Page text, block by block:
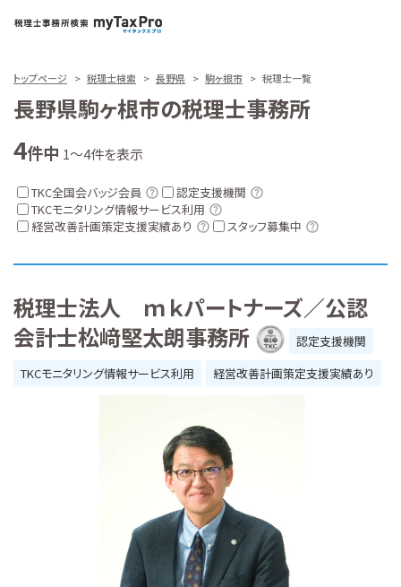
トップページ 税理士検索 長野県 駒ヶ根市 税理士一覧
長野県駒ヶ根市の税理士事務所
4件中 1～4件を表示
TKC全国会バッジ会員
認定支援機関
TKCモニタリング情報サービス利用
経営改善計画策定支援実績あり
スタッフ募集中
税理士法人 ｍｋパートナーズ／公認
会計士松﨑堅太朗事務所
認定支援機関
TKCモニタリング情報サービス利用
経営改善計画策定支援実績あり